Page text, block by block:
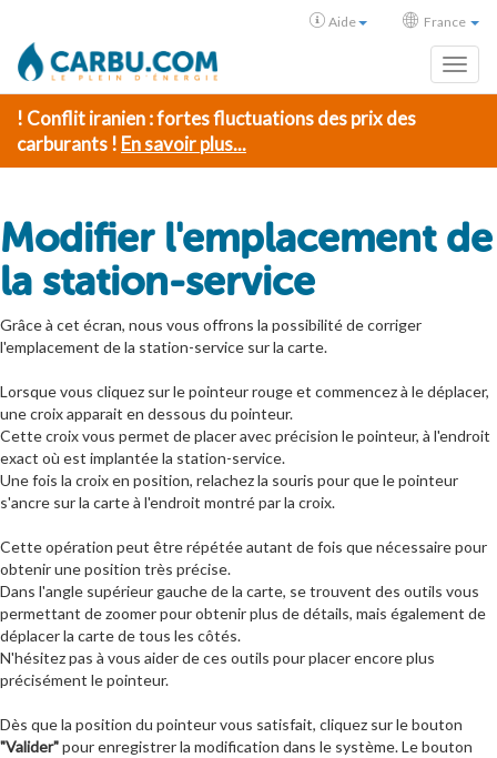
Aide France
! Conflit iranien : fortes fluctuations des prix des
carburants ! En savoir plus...
Modifier l'emplacement de
la station-service
Grâce à cet écran, nous vous offrons la possibilité de corriger
l'emplacement de la station-service sur la carte.
Lorsque vous cliquez sur le pointeur rouge et commencez à le déplacer,
une croix apparait en dessous du pointeur.
Cette croix vous permet de placer avec précision le pointeur, à l'endroit
exact où est implantée la station-service.
Une fois la croix en position, relachez la souris pour que le pointeur
s'ancre sur la carte à l'endroit montré par la croix.
Cette opération peut être répétée autant de fois que nécessaire pour
obtenir une position très précise.
Dans l'angle supérieur gauche de la carte, se trouvent des outils vous
permettant de zoomer pour obtenir plus de détails, mais également de
déplacer la carte de tous les côtés.
N'hésitez pas à vous aider de ces outils pour placer encore plus
précisément le pointeur.
Dès que la position du pointeur vous satisfait, cliquez sur le bouton
"Valider"pour enregistrer la modification dans le système. Le bouton